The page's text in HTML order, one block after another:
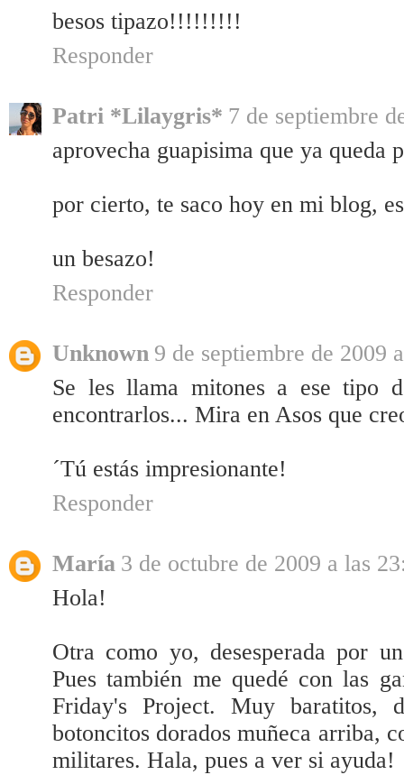
besos tipazo!!!!!!!!!
Responder
Patri *Lilaygris* 7 de septiembre
aprovecha guapisima que ya queda
por cierto, te saco hoy en mi blog,
un besazo!
Responder
Unknown 9 de septiembre de 2009
Se les llama mitones a ese tipo
encontrarlos... Mira en Asos que
´Tú estás impresionante!
Responder
María 3 de octubre de 2009 a las
Hola!
Otra como yo, desesperada por
Pues también me quedé con las
Friday's Project. Muy
botoncitos dorados muñeca arriba,
militares. Hala, pues a ver si ayuda!